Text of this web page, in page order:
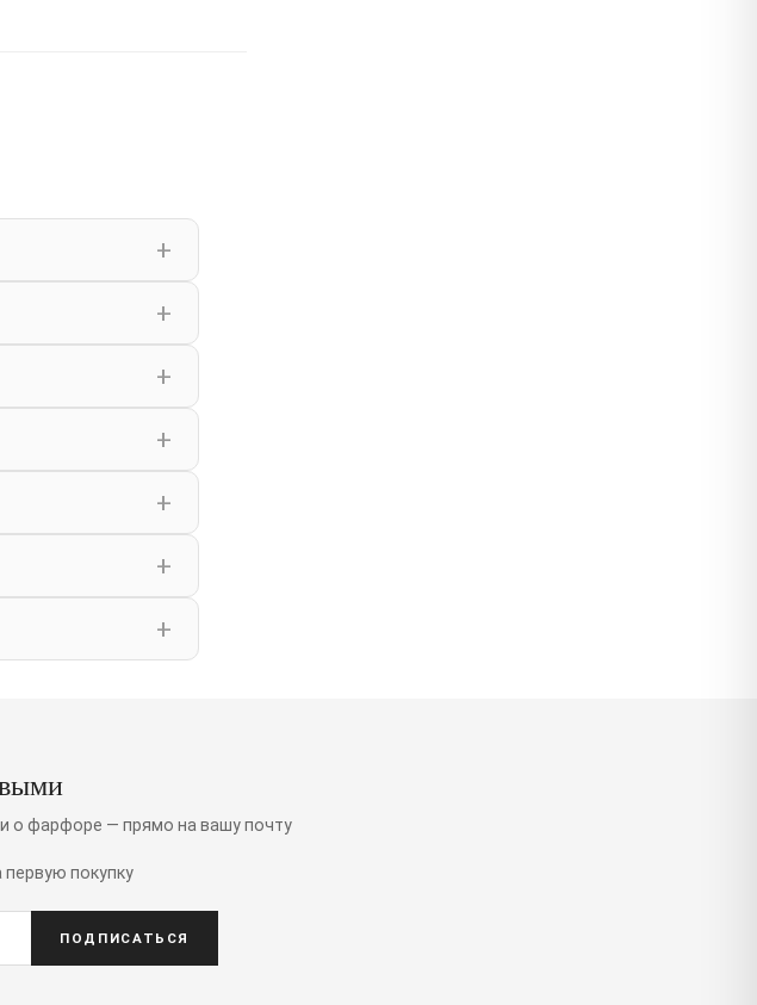
о фарфоре — прямо на вашу почту
первую покупку
ПОДПИСАТЬСЯ